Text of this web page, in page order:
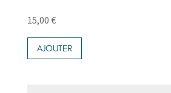
15,00 €
AJOUTER